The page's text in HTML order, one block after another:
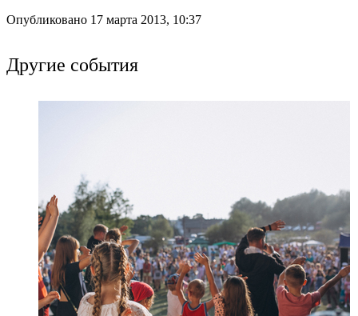
Опубликовано 17 марта 2013, 10:37
Другие события